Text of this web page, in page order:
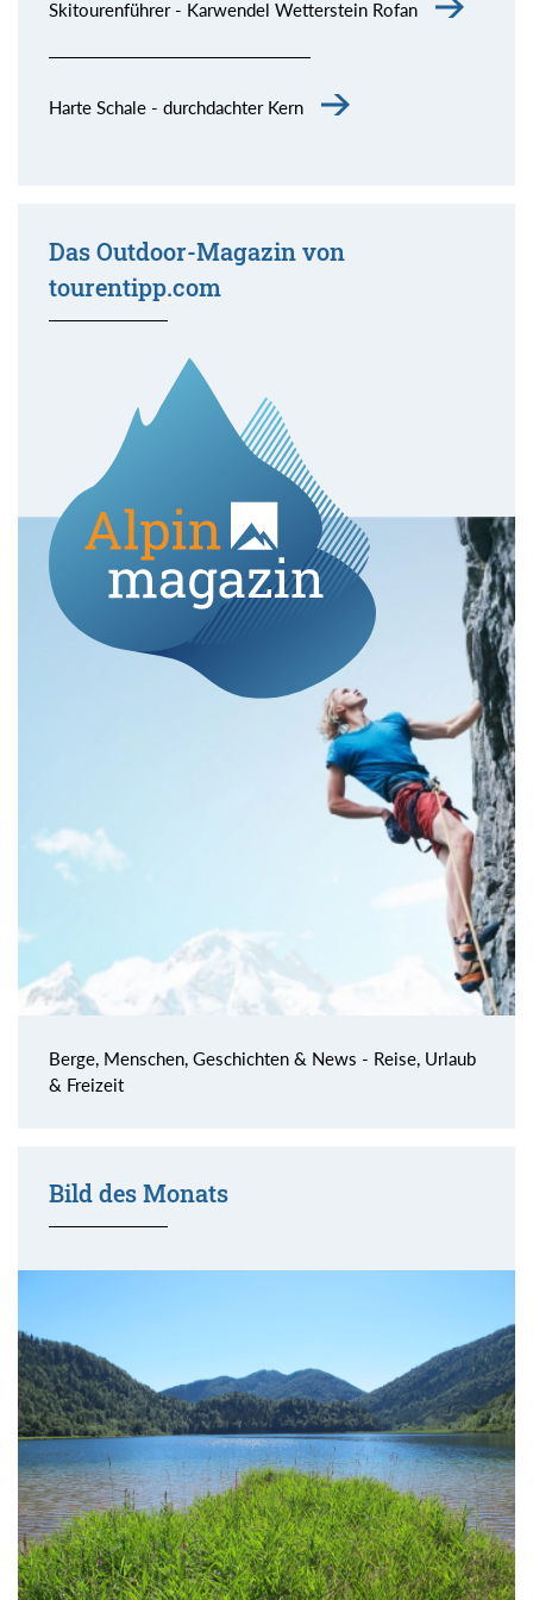
Skitourenführer - Karwendel Wetterstein Rofan
Harte Schale - durchdachter Kern
Das Outdoor-Magazin von
tourentipp.com
Berge, Menschen, Geschichten & News - Reise, Urlaub
& Freizeit
Bild des Monats